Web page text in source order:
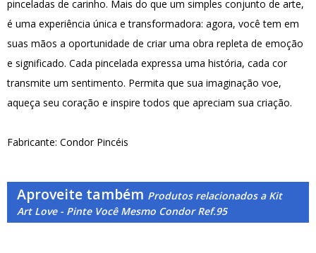
pinceladas de carinho. Mais do que um simples conjunto de arte,
é uma experiência única e transformadora: agora, você tem em
suas mãos a oportunidade de criar uma obra repleta de emoção
e significado. Cada pincelada expressa uma história, cada cor
transmite um sentimento. Permita que sua imaginação voe,
aqueça seu coração e inspire todos que apreciam sua criação.
Fabricante: Condor Pincéis
Aproveite também Produtos relacionados a Kit
Art Love - Pinte Você Mesmo Condor Ref.95